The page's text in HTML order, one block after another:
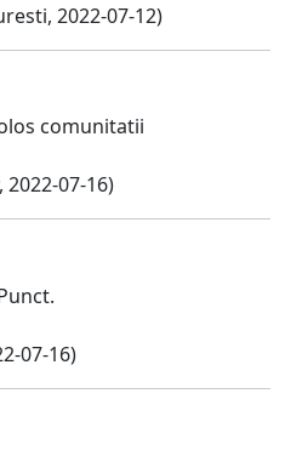
2022-07-12)
comunitatii
2022-07-16)
07-16)